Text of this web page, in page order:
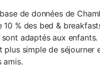
de données de
10 % des bed &
sont adaptés aux
plus simple de séjourner
amis.